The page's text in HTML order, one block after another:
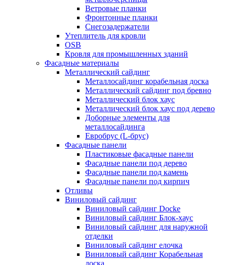
Ветровые планки
Фронтонные планки
Снегозадержатели
Утеплитель для кровли
OSB
Кровля для промышленных зданий
Фасадные материалы
Металлический сайдинг
Металлосайдинг корабельная доска
Металлический сайдинг под бревно
Металлический блок хаус
Металлический блок хаус под дерево
Доборные элементы для
металлосайдинга
Евробрус (L-брус)
Фасадные панели
Пластиковые фасадные панели
Фасадные панели под дерево
Фасадные панели под камень
Фасадные панели под кирпич
Отливы
Виниловый сайдинг
Виниловый сайдинг Docke
Виниловый сайдинг Блок-хаус
Виниловый сайдинг для наружной
отделки
Виниловый сайдинг елочка
Виниловый сайдинг Корабельная
доска